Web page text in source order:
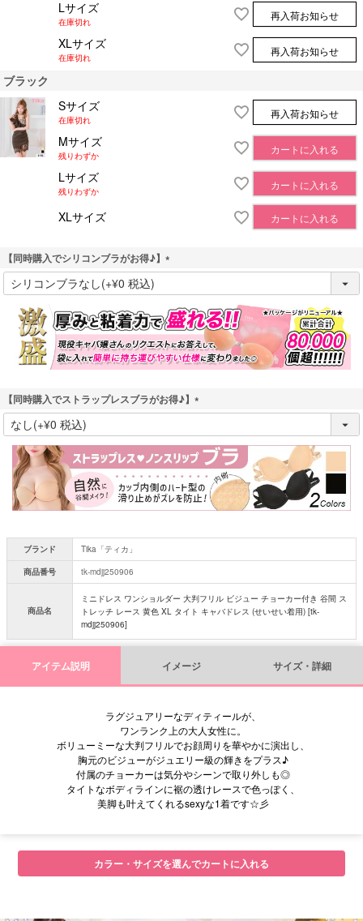
Lサイズ
在庫切れ
再入荷お知らせ
XLサイズ
在庫切れ
再入荷お知らせ
ブラック
Sサイズ
在庫切れ
再入荷お知らせ
Mサイズ
残りわずか
カートに入れる
Lサイズ
残りわずか
カートに入れる
XLサイズ カートに入れる
【同時購入でシリコンブラがお得♪】
(
必
須
)
【同時購入でストラップレスブラがお得♪】
(
必
須
)
ブランド
Tika「ティカ」
商品番号
tk-mdjj250906
商品名
ミニドレス ワンショルダー 大判フリル ビジュー チョーカー付き 谷間 ス
トレッチ レース 黄色 XL タイト キャバドレス (せいせい着用) [tk-
mdjj250906]
アイテム説明 イメージ サイズ・詳細
ラグジュアリーなディティールが、
ワンランク上の大人女性に。
ボリューミーな大判フリルでお顔周りを華やかに演出し、
胸元のビジューがジュエリー級の輝きをプラス♪
付属のチョーカーは気分やシーンで取り外しも◎
タイトなボディラインに裾の透けレースで色っぽく、
美脚も叶えてくれるsexyな1着です☆彡
カラー・サイズを選んでカートに入れる